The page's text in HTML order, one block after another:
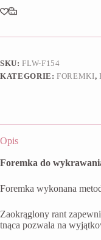
4
SKU:FLW-F154
KATEGORIE:FOREMKI,
Opis
Foremka do
Foremka wykonana
Zaokrąglony rant
tnąca pozwala na